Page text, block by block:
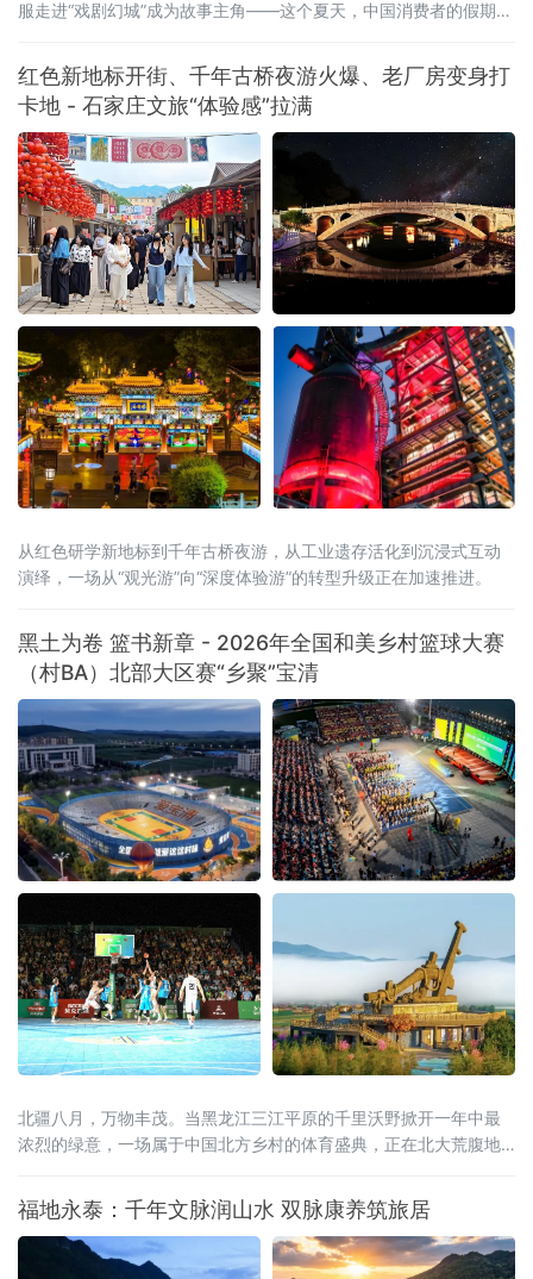
服走进“戏剧幻城”成为故事主角——这个夏天，中国消费者的假期打
从“打卡式”到“入戏式”的消费变革席卷全国。文旅部启动的全国暑期
文旅消费季，各地落地超3万场特色活动、发放4.5亿元文旅补贴；
国务院近期批复的《扩大消费“十五五”规划》更明确
红色新地标开街、千年古桥夜游火爆、老厂房变身打
卡地 - 石家庄文旅“体验感”拉满
从红色研学新地标到千年古桥夜游，从工业遗存活化到沉浸式互动
演绎，一场从“观光游”向“深度体验游”的转型升级正在加速推进。
黑土为卷 篮书新章 - 2026年全国和美乡村篮球大赛
（村BA）北部大区赛“乡聚”宝清
北疆八月，万物丰茂。当黑龙江三江平原的千里沃野掀开一年中最
浓烈的绿意，一场属于中国北方乡村的体育盛典，正在北大荒腹地
BA）北部大区赛，将在黑龙江省宝清县燃情启幕。这是村BA大区赛
的炽热季风首次吹度山海关，深入广袤的东北粮仓。届时，来自北
京、天津、河北、山西、内蒙古、辽宁、吉林、山东、新疆、黑龙
福地永泰：千年文脉润山水 双脉康养筑旅居